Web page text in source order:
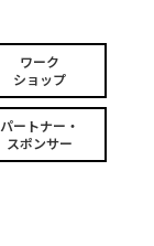
ワーク
ショップ
パートナー・
スポンサー